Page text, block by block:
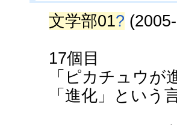
文学部01?
17個目
「ピカチュウ
「進化」とい